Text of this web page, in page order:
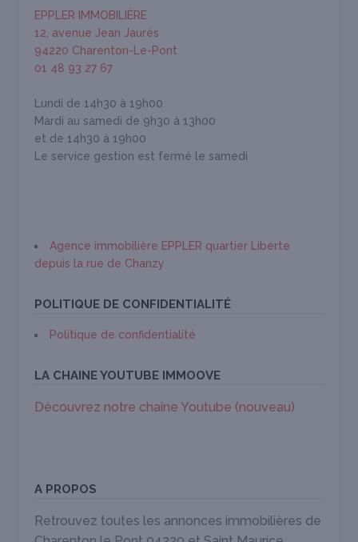
EPPLER IMMOBILIÈRE
12, avenue Jean Jaurès
94220 Charenton-Le-Pont
01 48 93 27 67
Lundi de 14h30 à 19h00
Mardi au samedi de 9h30 à 13h00
et de 14h30 à 19h00
Le service gestion est fermé le samedi
Agence immobilière EPPLER quartier Liberte
depuis la rue de Chanzy
POLITIQUE DE CONFIDENTIALITÉ
Politique de confidentialité
LA CHAINE YOUTUBE IMMOOVE
Découvrez notre chaîne Youtube (nouveau)
A PROPOS
Retrouvez toutes les annonces immobilières de